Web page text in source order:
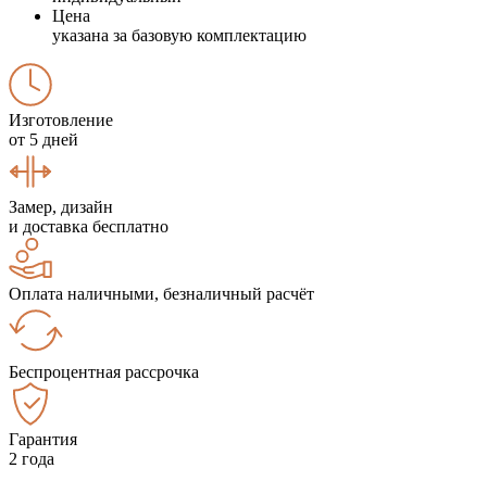
Цена
указана за базовую комплектацию
Изготовление
от 5 дней
Замер, дизайн
и доставка бесплатно
Оплата наличными, безналичный расчёт
Беспроцентная рассрочка
Гарантия
2 года